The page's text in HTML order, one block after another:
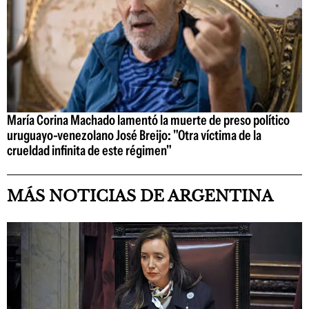
María Corina Machado lamentó la muerte de preso político
uruguayo-venezolano José Breijo: "Otra víctima de la
crueldad infinita de este régimen"
MÁS NOTICIAS DE ARGENTINA